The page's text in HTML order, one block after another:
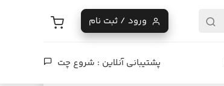
ورود / ثبت نام
پشتیبانی آنلاین : شروع چت